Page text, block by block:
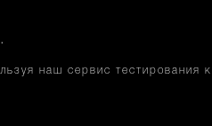
наш сервис тестирования